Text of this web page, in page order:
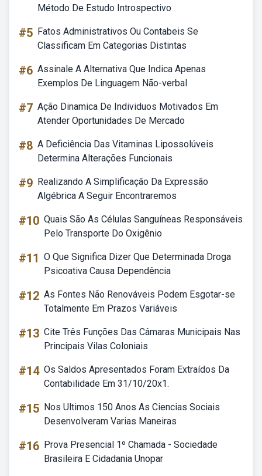
Método De Estudo Introspectivo
#5 Fatos Administrativos Ou Contabeis Se
Classificam Em Categorias Distintas
#6 Assinale A Alternativa Que Indica Apenas
Exemplos De Linguagem Não-verbal
#7 Ação Dinamica De Individuos Motivados Em
Atender Oportunidades De Mercado
#8 A Deficiência Das Vitaminas Lipossolúveis
Determina Alterações Funcionais
#9 Realizando A Simplificação Da Expressão
Algébrica A Seguir Encontraremos
#10 Quais São As Células Sanguíneas Responsáveis
Pelo Transporte Do Oxigênio
#11 O Que Significa Dizer Que Determinada Droga
Psicoativa Causa Dependência
#12 As Fontes Não Renováveis Podem Esgotar-se
Totalmente Em Prazos Variáveis
#13 Cite Três Funções Das Câmaras Municipais Nas
Principais Vilas Coloniais
#14 Os Saldos Apresentados Foram Extraídos Da
Contabilidade Em 31/10/20x1.
#15 Nos Ultimos 150 Anos As Ciencias Sociais
Desenvolveram Varias Maneiras
#16 Prova Presencial 1º Chamada - Sociedade
Brasileira E Cidadania Unopar